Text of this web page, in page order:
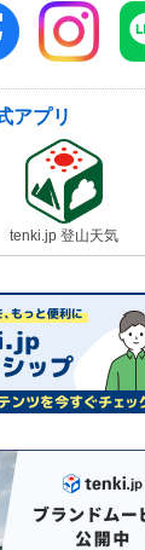
アプリ
tenki.jp 登山天気